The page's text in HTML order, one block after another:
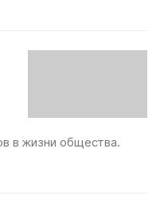
в жизни общества.